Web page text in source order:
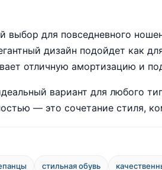
для повседневного
дизайн подойдет как
отличную амортизацию и
вариант для любого
— это сочетание стиля,
стильная обувь